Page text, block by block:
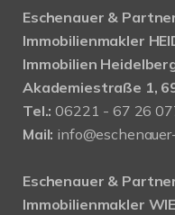
Eschenauer &
Immobilienmakler
Immobilien
Akademiestraße 1,
Tel.:06221 - 67 26
Mail:
Eschenauer &
Immobilienmakler